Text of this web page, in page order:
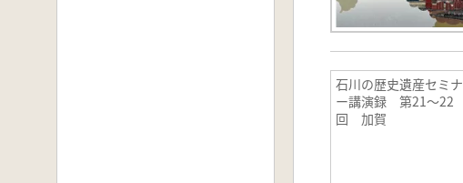
石川の歴史遺産セミナ
ー講演録 第21～22
回 加賀